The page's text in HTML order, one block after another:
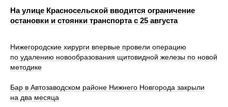
На улице Красносельской вводится ограничение
остановки и стоянки транспорта с 25 августа
Нижегородские хирурги впервые провели операцию
по удалению новообразования щитовидной железы по новой
методике
Бар в Автозаводском районе Нижнего Новгорода закрыли
на два месяца